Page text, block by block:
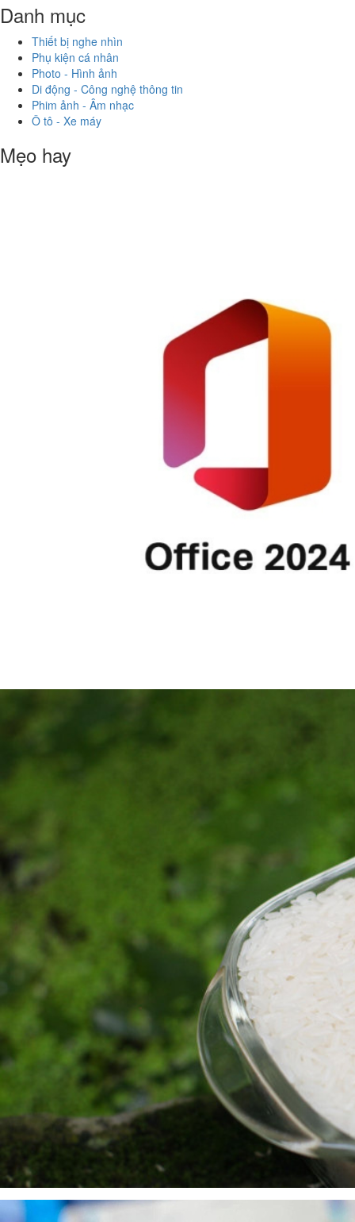
Danh mục
Thiết bị nghe nhìn
Phụ kiện cá nhân
Photo - Hình ảnh
Di động - Công nghệ thông tin
Phim ảnh - Âm nhạc
Ô tô - Xe máy
Mẹo hay